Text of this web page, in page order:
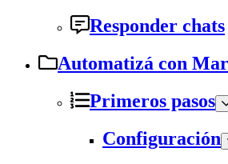
Responder chats
Automatizá con
Primeros pasos
Configuración